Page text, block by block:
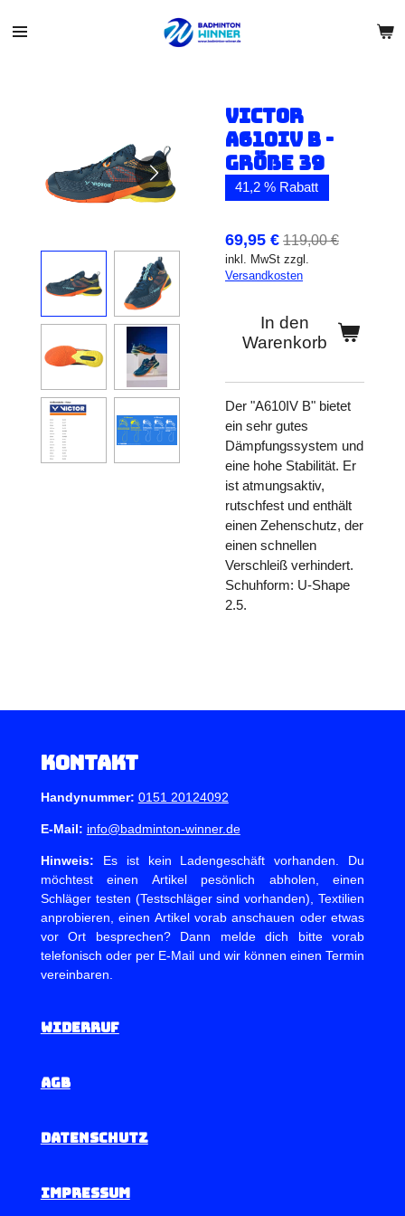
Hauptinhalt
Victor
A610IV B -
Größe 39
41,2 % Rabatt
69,95 € 119,00 €
inkl. MwSt zzgl.
Versandkosten
In den
Warenkorb
Der "A610IV B" bietet
ein sehr gutes
Dämpfungssystem und
eine hohe Stabilität. Er
ist atmungsaktiv,
rutschfest und enthält
einen Zehenschutz, der
einen schnellen
Verschleiß verhindert.
Schuhform: U-Shape
2.5.
Kontakt
Handynummer: 0151 20124092
E-Mail: info@badminton-winner.de
Hinweis: Es ist kein Ladengeschäft vorhanden. Du
möchtest einen Artikel pesönlich abholen, einen
Schläger testen (Testschläger sind vorhanden), Textilien
anprobieren, einen Artikel vorab anschauen oder etwas
vor Ort besprechen? Dann melde dich bitte vorab
telefonisch oder per E-Mail und wir können einen Termin
vereinbaren.
Widerruf
AGB
Datenschutz
Impressum